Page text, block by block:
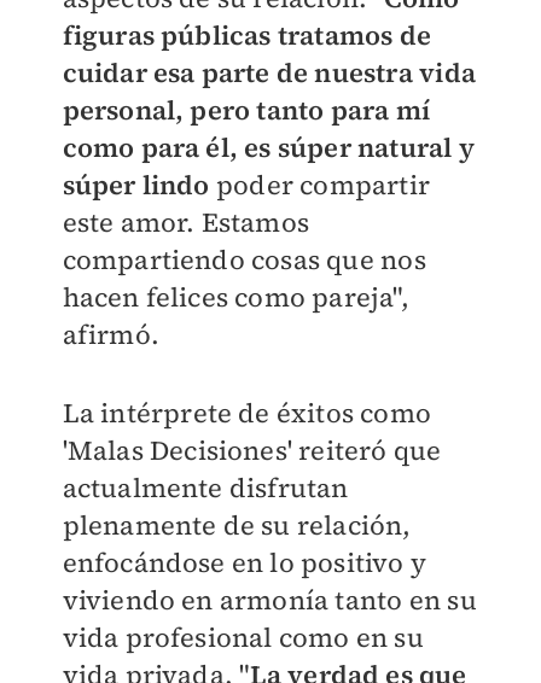
figuras públicas tratamos de
cuidar esa parte de nuestra vida
personal, pero tanto para mí
como para él, es súper natural y
súper lindo poder compartir
este amor. Estamos
compartiendo cosas que nos
hacen felices como pareja",
afirmó.
La intérprete de éxitos como
'Malas Decisiones' reiteró que
actualmente disfrutan
plenamente de su relación,
enfocándose en lo positivo y
viviendo en armonía tanto en su
vida profesional como en su
vida privada. "La verdad es que